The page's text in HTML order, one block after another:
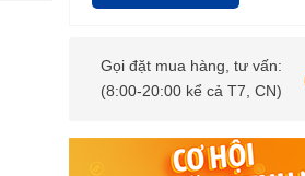
Gọi đặt mua hàng, tư vấn:
(8:00-20:00 kể cả T7, CN)